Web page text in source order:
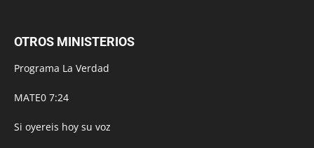
OTROS MINISTERIOS
Programa La Verdad
MATE0 7:24
Si oyereis hoy su voz